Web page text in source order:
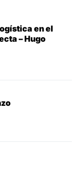
en el
– Hugo